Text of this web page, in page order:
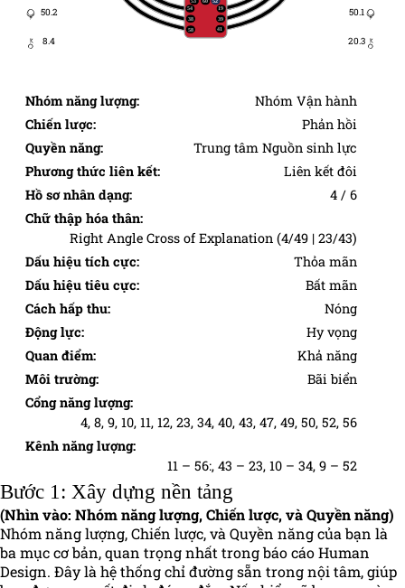
50.2
8.4
58 41
39
19
54
38
50.1
20.3
Nhóm năng lượng:
Nhóm Vận hành
Chiến lược:
Phản hồi
Quyền năng:
Trung tâm Nguồn sinh lực
Phương thức liên kết:
Liên kết đôi
Hồ sơ nhân dạng:
4 / 6
Chữ thập hóa thân:
Right Angle Cross of Explanation (4/49 | 23/43)
Dấu hiệu tích cực:
Thỏa mãn
Dấu hiệu tiêu cực:
Bất mãn
Cách hấp thu:
Nóng
Động lực:
Hy vọng
Quan điểm:
Khả năng
Môi trường:
Bãi biển
Cổng năng lượng:
4, 8, 9, 10, 11, 12, 23, 34, 40, 43, 47, 49, 50, 52, 56
Kênh năng lượng:
11 – 56:, 43 – 23, 10 – 34, 9 – 52
Bước 1: Xây dựng nền tảng
(Nhìn vào: Nhóm năng lượng, Chiến lược, và Quyền năng)
Nhóm năng lượng, Chiến lược, và Quyền năng của bạn là
ba mục cơ bản, quan trọng nhất trong báo cáo Human
Design. Đây là hệ thống chỉ đường sẵn trong nội tâm, giúp